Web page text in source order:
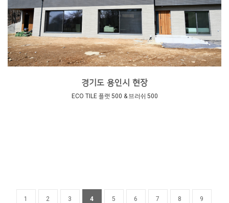
경기도 용인시 현장
ECO TILE 플랫 500 & 브러쉬 500
1 2 3 4 5 6 7 8 9